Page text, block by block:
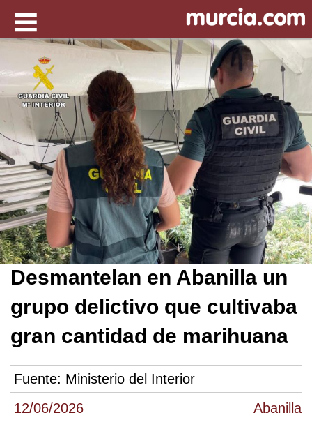
12/06/2026 Abanilla
Desmantelan en Abanilla un
grupo delictivo que cultivaba
gran cantidad de marihuana
Fuente: Ministerio del Interior